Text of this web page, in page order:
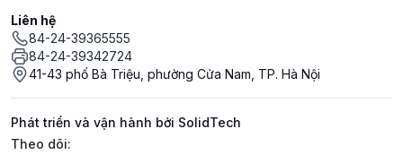
Liên hệ
84-24-39365555
84-24-39342724
41-43 phố Bà Triệu, phường Cửa Nam, TP. Hà Nội
Phát triển và vận hành bởi SolidTech
Mạng xã hội
Theo dõi: